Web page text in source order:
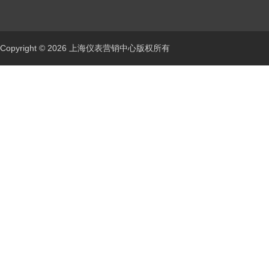
Copyright © 2026 上海仪表营销中心版权所有